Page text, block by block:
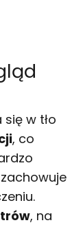
w tło
, co
, na